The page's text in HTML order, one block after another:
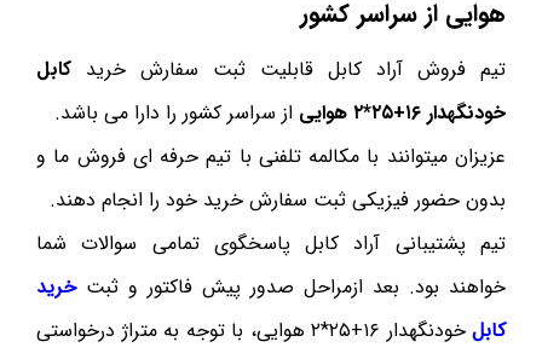
هوایی از سراسر کشور
تیم فروش آراد کابل قابلیت ثبت سفارش خرید کابل
خودنگهدار ۱۶+۲۵*۲ هوایی
از سراسر کشور را دارا می باشد.
عزیزان میتوانند با مکالمه تلفنی با تیم حرفه ای فروش ما و
بدون حضور فیزیکی ثبت سفارش خرید خود را انجام دهند.
تیم پشتیبانی آراد کابل پاسخگوی تمامی سوالات شما
خواهند بود. بعد ازمراحل صدور پیش فاکتور و ثبتخرید
کابل
خودنگهدار ۱۶+۲۵*۲ هوایی، با توجه به متراژ درخواستی